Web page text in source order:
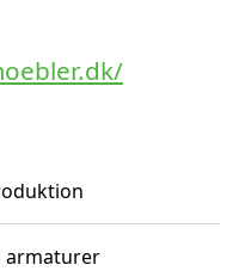
armaturer